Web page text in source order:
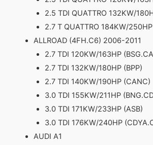
2.5 TDI QUATTRO 132KW/
2.7 T QUATTRO 184KW/250HP
ALLROAD (4FH.C6) 2006-2011
2.7 TDI 120KW/163HP
2.7 TDI 132KW/180HP (BPP)
2.7 TDI 140KW/190HP (CANC)
3.0 TDI 155KW/211HP
3.0 TDI 171KW/233HP (ASB)
3.0 TDI 176KW/240HP
AUDI A1